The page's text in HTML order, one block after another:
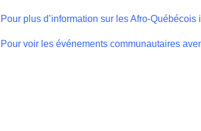
Pour plus d’information sur les Afro-
Pour voir les événements communautaires